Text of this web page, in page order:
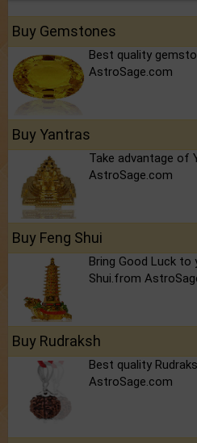
Buy Gemstones
Best quality
AstroSage.com
Buy Yantras
Take advantage of
AstroSage.com
Buy Feng Shui
Bring Good Luck to
Shui.from
Buy Rudraksh
Best quality
AstroSage.com